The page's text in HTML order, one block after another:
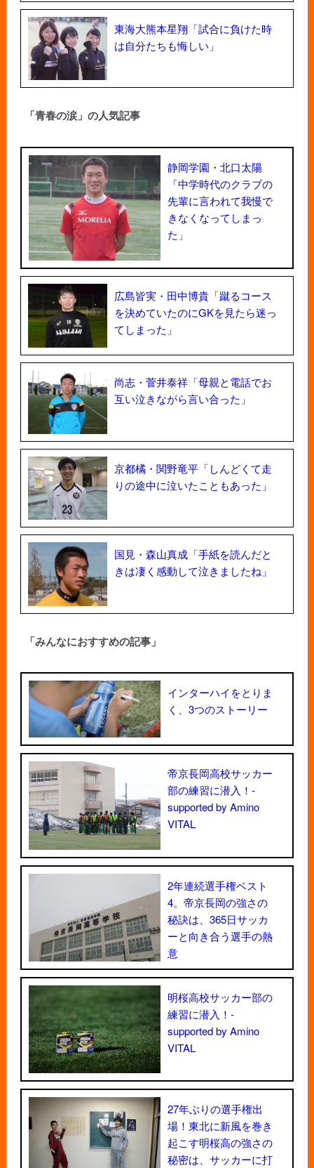
東海大熊本星翔「試合に負けた時
は自分たちも悔しい」
「青春の涙」の人気記事
静岡学園・北口太陽
「中学時代のクラブの
先輩に言われて我慢で
きなくなってしまっ
た」
広島皆実・田中博貴「蹴るコース
を決めていたのにGKを見たら迷っ
てしまった」
尚志・菅井泰祥「母親と電話でお
互い泣きながら言い合った」
京都橘・関野竜平「しんどくて走
りの途中に泣いたこともあった」
国見・森山真成「手紙を読んだと
きは凄く感動して泣きましたね」
「みんなにおすすめの記事」
インターハイをとりま
く、3つのストーリー
帝京長岡高校サッカー
部の練習に潜入！-
supported by Amino
VITAL
2年連続選手権ベスト
4。帝京長岡の強さの
秘訣は、365日サッカ
ーと向き合う選手の熱
意
明桜高校サッカー部の
練習に潜入！-
supported by Amino
VITAL
27年ぶりの選手権出
場！東北に新風を巻き
起こす明桜高の強さの
秘密は、サッカーに打